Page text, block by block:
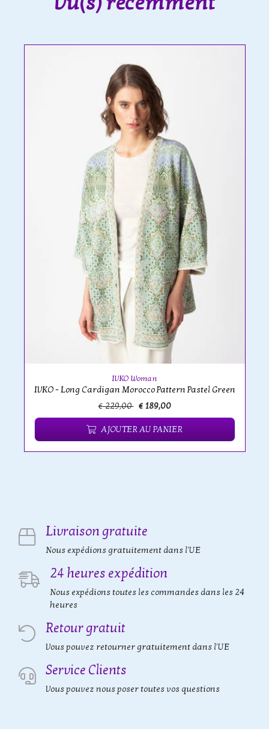
IVKO Woman
IVKO - Long Cardigan Morocco Pattern Pastel Green
€ 229,00 € 189,00
AJOUTER AU PANIER
Livraison gratuite
Nous expédions gratuitement dans l'UE
24 heures expédition
Nous expédions toutes les commandes dans les 24
heures
Retour gratuit
Vous pouvez retourner gratuitement dans l'UE
Service Clients
Vous pouvez nous poser toutes vos questions